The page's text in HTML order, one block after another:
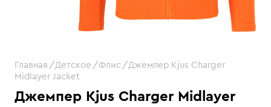
Джемпер Kjus Charger Midlayer
Главная Детское Флис
Джемпер Kjus Charger
Midlayer Jacket